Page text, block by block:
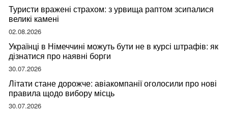
Туристи вражені страхом: з урвища раптом зсипалися
великі камені
02.08.2026
Українці в Німеччині можуть бути не в курсі штрафів: як
дізнатися про наявні борги
30.07.2026
Літати стане дорожче: авіакомпанії оголосили про нові
правила щодо вибору місць
30.07.2026